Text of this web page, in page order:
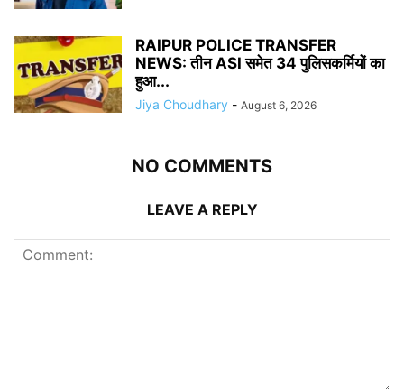
RAIPUR POLICE TRANSFER
NEWS: तीन ASI समेत 34 पुलिसकर्मियों का
हुआ...
Jiya Choudhary - August 6, 2026
NO COMMENTS
LEAVE A REPLY